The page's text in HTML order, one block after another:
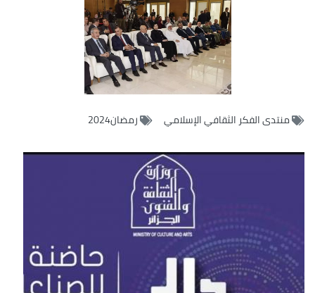
منتدى الفكر الثقافي الإسلامي رمضان2024